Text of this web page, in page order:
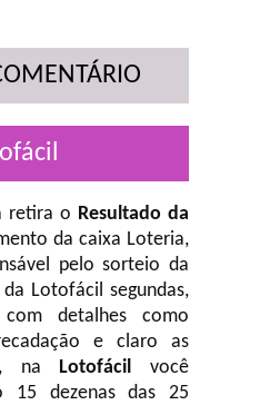
retira o Resultado da
da caixa Loteria,
pelo sorteio da
da Lotofácil segundas,
detalhes como
e claro as
na Lotofácil você
15 dezenas das 25